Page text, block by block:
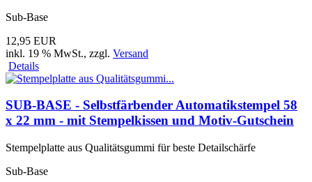
Sub-Base
12,95 EUR
inkl. 19 % MwSt., zzgl. Versand
Details
SUB-BASE - Selbstfärbender Automatikstempel 58
x 22 mm - mit Stempelkissen und Motiv-Gutschein
Stempelplatte aus Qualitätsgummi für beste Detailschärfe
Sub-Base